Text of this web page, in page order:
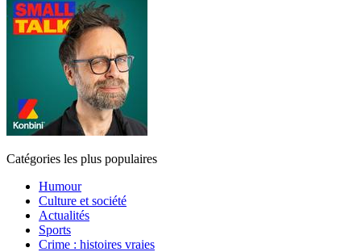
Catégories les plus populaires
Humour
Culture et société
Actualités
Sports
Crime : histoires vraies